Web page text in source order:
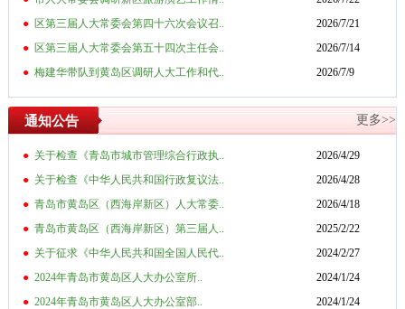
● 区第三届人大常委会第四十六次会议召..
2026/7/21
● 区第三届人大常委会第五十四次主任会..
2026/7/14
● 梅建华带队到黄岛区调研人大工作和代.. 2026/7/9
通知公告 更多>>
● 关于检查《青岛市城市管理综合行政执..
2026/4/29
● 关于检查《中华人民共和国行政复议法..
2026/4/28
● 青岛市黄岛区（西海岸新区）人大常委..
2026/4/18
● 青岛市黄岛区（西海岸新区）第三届人..
2025/2/22
● 关于征求《中华人民共和国全国人民代..
2024/2/27
● 2024年青岛市黄岛区人大办公室所..
2024/1/24
● 2024年青岛市黄岛区人大办公室部.. 2024/1/24